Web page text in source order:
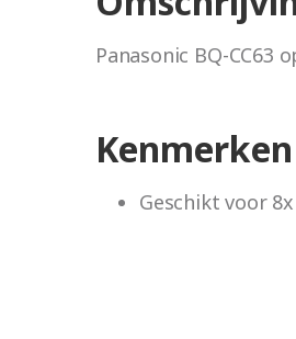
Panasonic BQ-CC63
Kenmerken
Geschikt voor